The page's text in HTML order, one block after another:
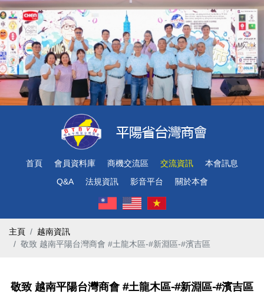
首頁 會員資料庫 商機交流區 交流資訊
本會訊息
Q&A
法規資訊 影音平台 關於本會
主頁
越南資訊
敬致 越南平陽台灣商會 #土龍木區-#新淵區-#濱吉區
敬致 越南平陽台灣商會 #土龍木區-#新淵區-#濱吉區